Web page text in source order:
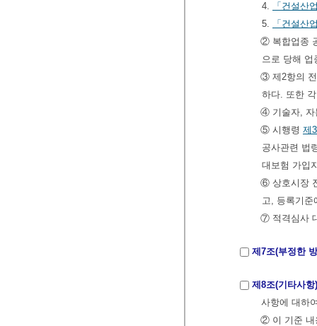
4.
「건설산
5.
「건설산
② 복합업종
으로 당해 업
③ 제2항의 전
하다. 또한
④ 기술자, 자
⑤ 시행령 제
공사관련 법
대보험 가입
⑥ 상호시장
고, 등록기
⑦ 적격심사
제7조(부정한
제8조(기타사항)
사항에 대하
② 이 기준 내